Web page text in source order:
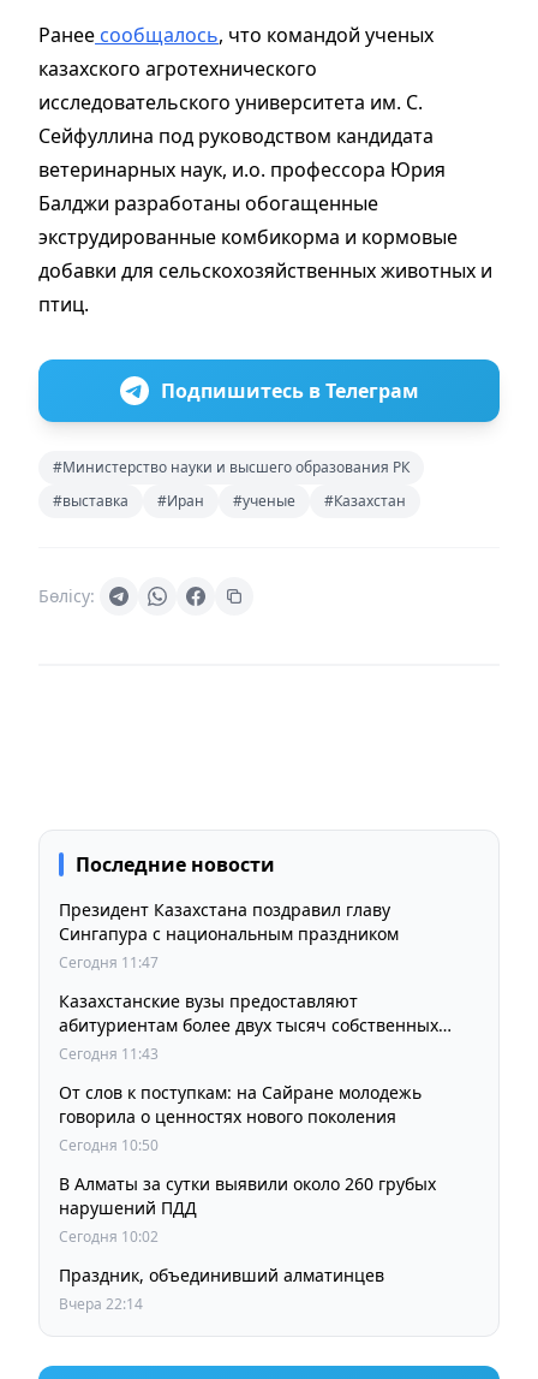
Ранее сообщалось, что командой ученых
казахского агротехнического
исследовательского университета им. С.
Сейфуллина под руководством кандидата
ветеринарных наук, и.о. профессора Юрия
Балджи разработаны обогащенные
экструдированные комбикорма и кормовые
добавки для сельскохозяйственных животных и
птиц.
Подпишитесь в Телеграм
#Министерство науки и высшего образования РК
#выставка
#Иран #ученые #Казахстан
Бөлісу:
Последние новости
Президент Казахстана поздравил главу
Сингапура с национальным праздником
Сегодня 11:47
Казахстанские вузы предоставляют
абитуриентам более двух тысяч собственных
образовательных грантов
Сегодня 11:43
От слов к поступкам: на Сайране молодежь
говорила о ценностях нового поколения
Сегодня 10:50
В Алматы за сутки выявили около 260 грубых
нарушений ПДД
Сегодня 10:02
Праздник, объединивший алматинцев
Вчера 22:14